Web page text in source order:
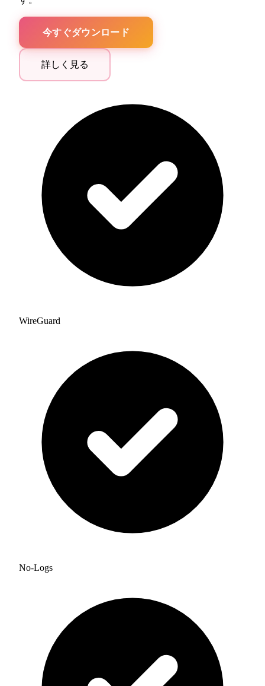
今すぐダウンロード
詳しく見る
WireGuard
No-Logs